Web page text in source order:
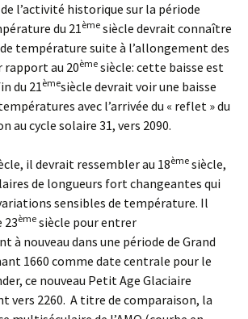
l’activité historique sur la période
du 21ème siècle devrait connaître
température suite à l’allongement des
rapport au 20ème siècle: cette baisse est
du 21èmesiècle devrait voir une baisse
avec l’arrivée du « reflet » du
au cycle solaire 31, vers 2090.
il devrait ressembler au 18ème siècle,
de longueurs fort changeantes qui
sensibles de température. Il
23ème siècle pour entrer
à nouveau dans une période de Grand
1660 comme date centrale pour le
ce nouveau Petit Age Glaciaire
vers 2260. A titre de comparaison, la